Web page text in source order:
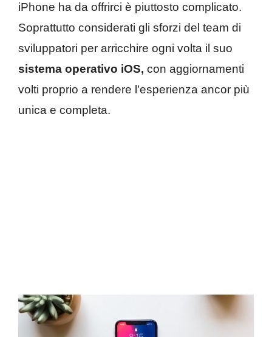
iPhone ha da offrirci è piuttosto complicato.
Soprattutto considerati gli sforzi del team di
sviluppatori per arricchire ogni volta il suo
sistema operativo iOS, con aggiornamenti
volti proprio a rendere l’esperienza ancor più
unica e completa.